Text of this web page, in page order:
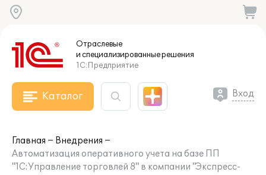
Отраслевые
и специализированныерешения
1С:Предприятие
Каталог Вход
Главная
Внедрения
Автоматизация оперативного учета на базе ПП
"1С:Управление торговлей 8" в компании "Экспресс-